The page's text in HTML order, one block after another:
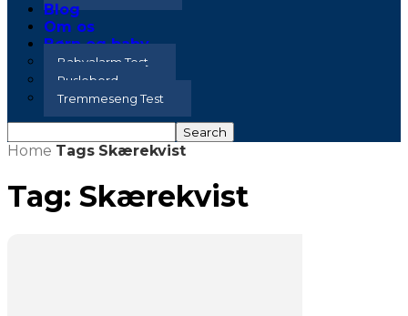
Blog
Om os
Børn og baby
Babyalarm Test
Puslebord
Tremmeseng Test
Home Tags Skærekvist
Tag: Skærekvist